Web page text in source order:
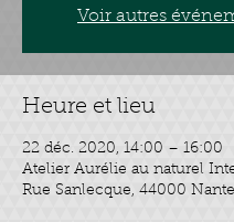
Voir autres
Heure et lieu
22 déc. 2020, 14:00 – 16:00
Atelier Aurélie au naturel
Rue Sanlecque, 44000